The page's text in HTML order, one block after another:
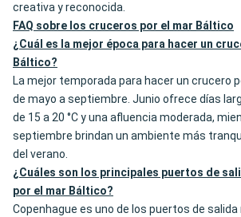
creativa y reconocida.
FAQ sobre los cruceros por el mar Báltico
¿Cuál es la mejor época para hacer un
Báltico?
La mejor temporada para hacer un crucero
de mayo a septiembre. Junio ofrece días
de 15 a 20 °C y una afluencia moderada,
septiembre brindan un ambiente más
del verano.
¿Cuáles son los principales puertos de
por el mar Báltico?
Copenhague es uno de los puertos de